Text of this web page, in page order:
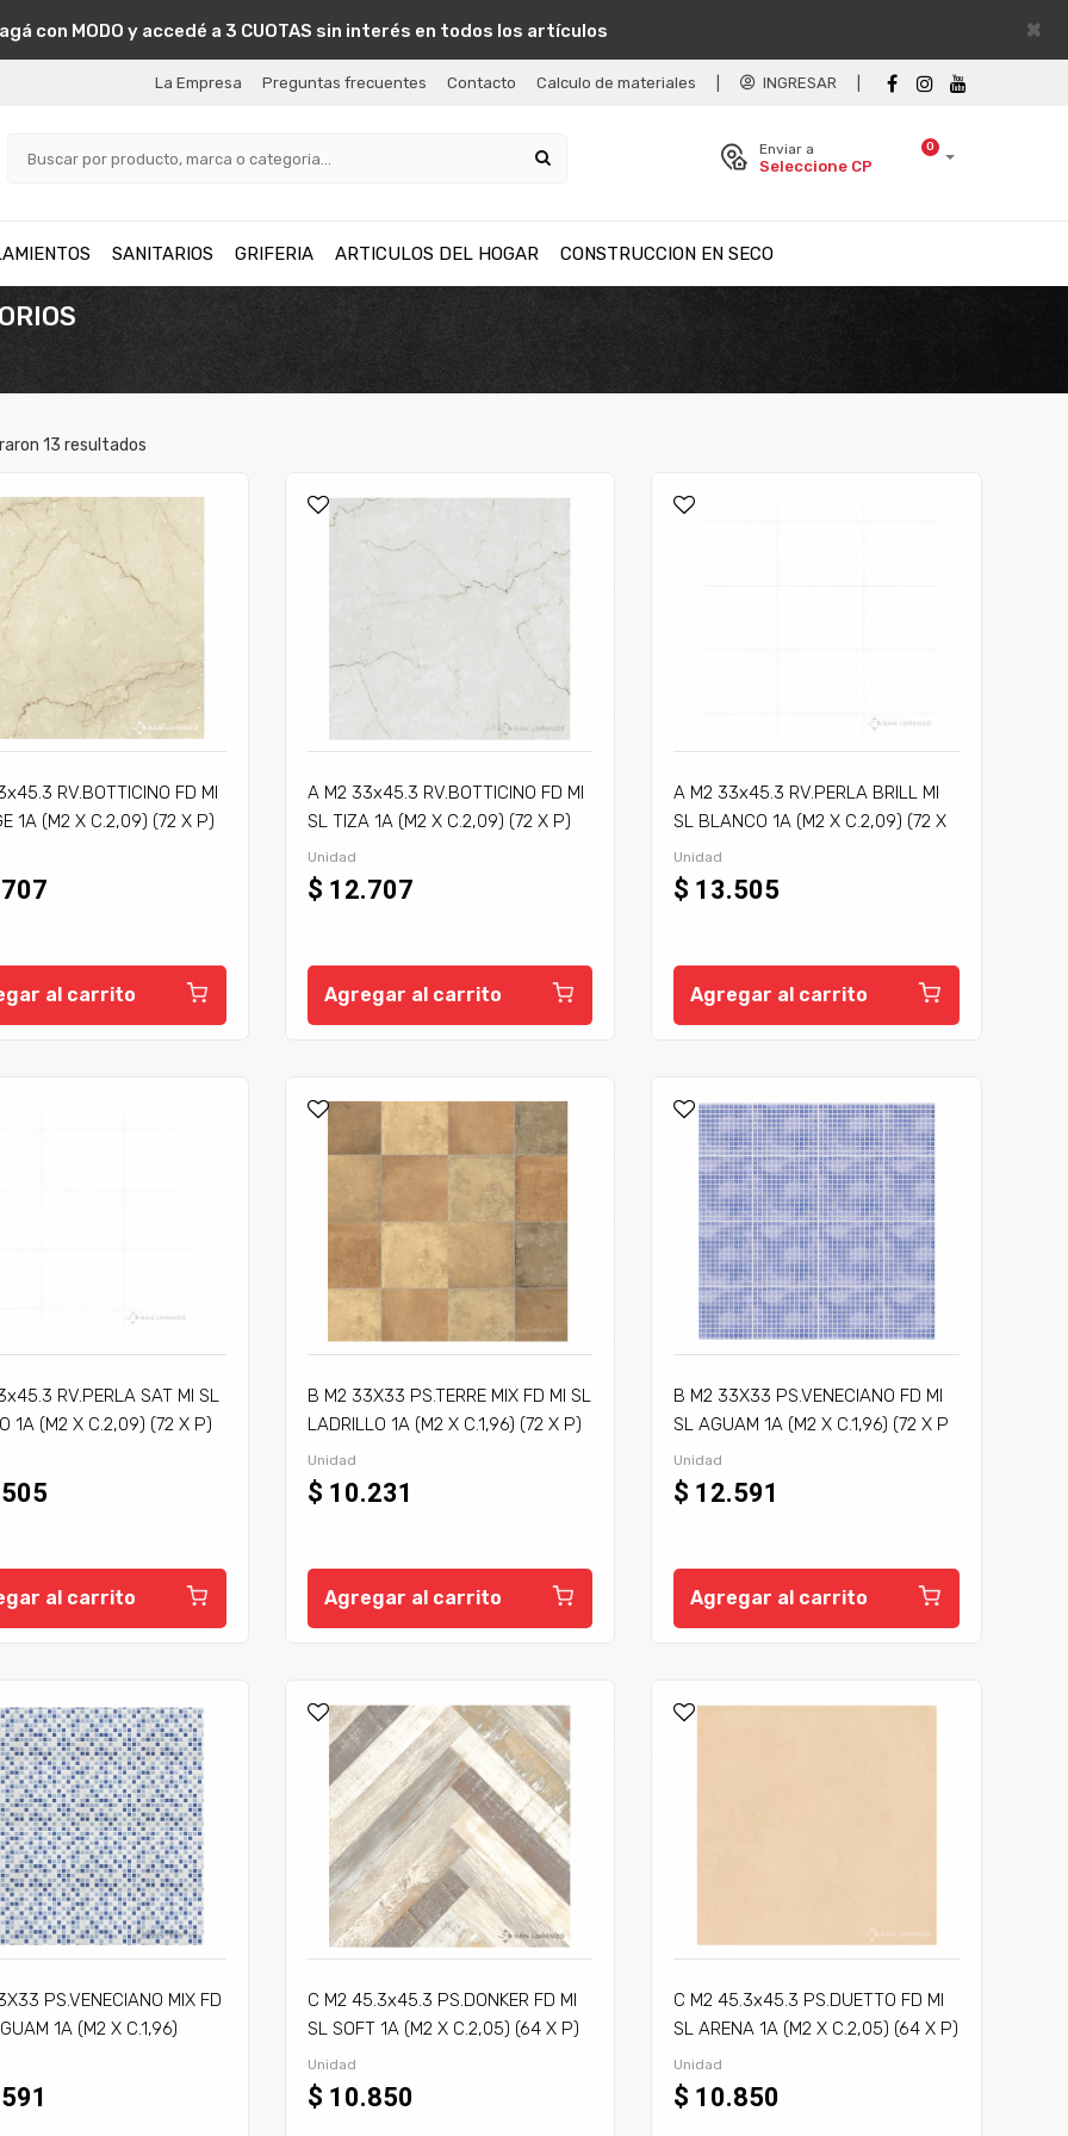
×
con MODO y accedé a 3 CUOTAS sin interés en todos los artículos
La Empresa Preguntas frecuentes Contacto Calculo de materiales INGRESAR
0
Enviar a
Seleccione CP
SANITARIOS GRIFERIA ARTICULOS DEL HOGAR CONSTRUCCION EN SECO
13 resultados
RV.BOTTICINO FD MI
1A (M2 X C.2,09) (72 X P)
al carrito
A M2 33x45.3 RV.BOTTICINO FD MI
SL TIZA 1A (M2 X C.2,09) (72 X P)
Unidad
$ 12.707
Agregar al carrito
A M2 33x45.3 RV.PERLA BRILL MI
SL BLANCO 1A (M2 X C.2,09) (72 X
P)
Unidad
$ 13.505
Agregar al carrito
RV.PERLA SAT MI SL
1A (M2 X C.2,09) (72 X P)
al carrito
B M2 33X33 PS.TERRE MIX FD MI SL
LADRILLO 1A (M2 X C.1,96) (72 X P)
Unidad
$ 10.231
Agregar al carrito
B M2 33X33 PS.VENECIANO FD MI
SL AGUAM 1A (M2 X C.1,96) (72 X P
141,12 M2)
Unidad
$ 12.591
Agregar al carrito
PS.VENECIANO MIX FD
1A (M2 X C.1,96)
C M2 45.3x45.3 PS.DONKER FD MI
SL SOFT 1A (M2 X C.2,05) (64 X P)
Unidad
$ 10.850
C M2 45.3x45.3 PS.DUETTO FD MI
SL ARENA 1A (M2 X C.2,05) (64 X P)
Unidad
$ 10.850